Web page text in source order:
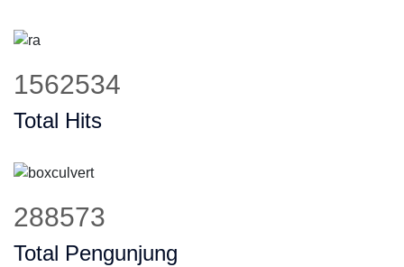
1948778
Total Hits
358825
Total Pengunjung